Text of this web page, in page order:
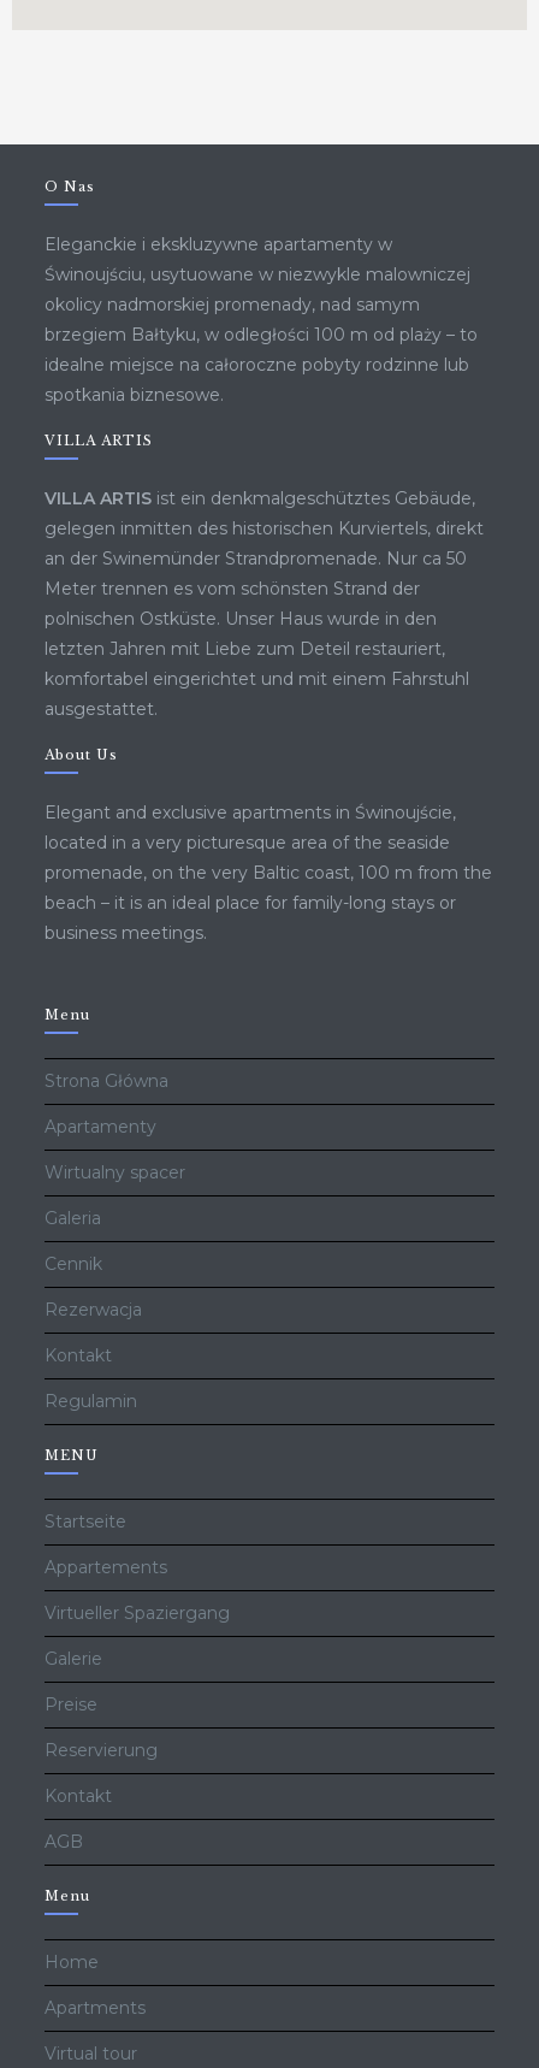
O Nas
Eleganckie i ekskluzywne apartamenty w
Świnoujściu, usytuowane w niezwykle malowniczej
okolicy nadmorskiej promenady, nad samym
brzegiem Bałtyku, w odległości 100 m od plaży – to
idealne miejsce na całoroczne pobyty rodzinne lub
spotkania biznesowe.
VILLA ARTIS
VILLA ARTIS ist ein denkmalgeschütztes Gebäude,
gelegen inmitten des historischen Kurviertels, direkt
an der Swinemünder Strandpromenade. Nur ca 50
Meter trennen es vom schönsten Strand der
polnischen Ostküste. Unser Haus wurde in den
letzten Jahren mit Liebe zum Deteil restauriert,
komfortabel eingerichtet und mit einem Fahrstuhl
ausgestattet.
About Us
Elegant and exclusive apartments in Świnoujście,
located in a very picturesque area of ​​the seaside
promenade, on the very Baltic coast, 100 m from the
beach – it is an ideal place for family-long stays or
business meetings.
Menu
Strona Główna
Apartamenty
Wirtualny spacer
Galeria
Cennik
Rezerwacja
Kontakt
Regulamin
MENU
Startseite
Appartements
Virtueller Spaziergang
Galerie
Preise
Reservierung
Kontakt
AGB
Menu
Home
Apartments
Virtual tour